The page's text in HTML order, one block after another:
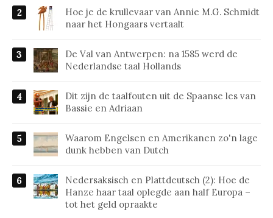
Hoe je de krullevaar van Annie M.G. Schmidt
naar het Hongaars vertaalt
De Val van Antwerpen: na 1585 werd de
Nederlandse taal Hollands
Dit zijn de taalfouten uit de Spaanse les van
Bassie en Adriaan
Waarom Engelsen en Amerikanen zo'n lage
dunk hebben van Dutch
Nedersaksisch en Plattdeutsch (2): Hoe de
Hanze haar taal oplegde aan half Europa –
tot het geld opraakte